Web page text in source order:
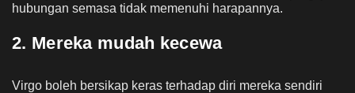
hubungan semasa tidak memenuhi harapannya.
2. Mereka mudah kecewa
Virgo boleh bersikap keras terhadap diri mereka sendiri